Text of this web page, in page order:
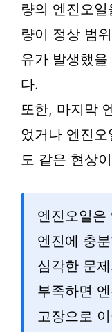
량의 엔진오
량이 정상 범
유가 발생했
다.
또한, 마지막
었거나 엔진
도 같은 현상
엔진오일은
엔진에 충
심각한 문
부족하면
고장으로